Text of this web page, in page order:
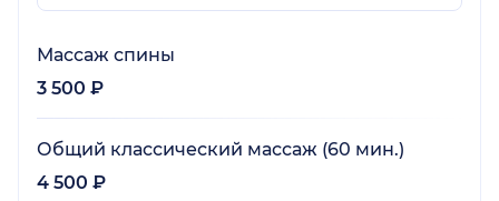
Массаж спины
3 500 ₽
Общий классический массаж (60 мин.)
4 500 ₽